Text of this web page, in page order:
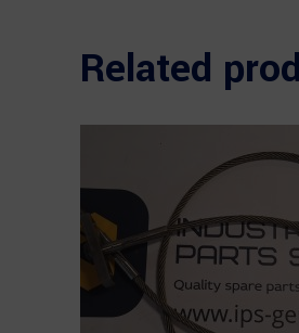
Related